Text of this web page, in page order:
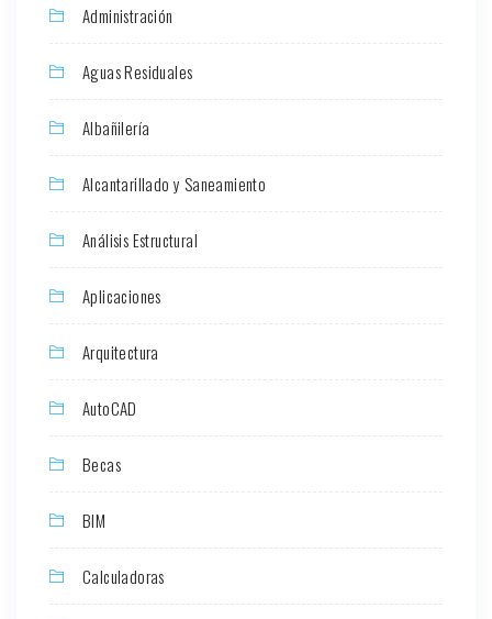
Administración
Aguas Residuales
Albañilería
Alcantarillado y Saneamiento
Análisis Estructural
Aplicaciones
Arquitectura
AutoCAD
Becas
BIM
Calculadoras